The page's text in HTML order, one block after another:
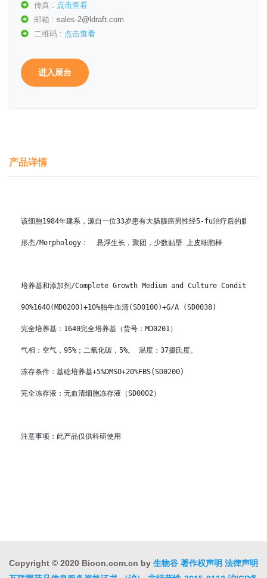
传真 : 点击查看
邮箱 : sales-2@ldraft.com
二维码 : 点击查看
进入展台
产品详情
该细胞1984年建系，源自一位33岁患有大肠腺癌男性经5-fu治疗后的腹水。
形态/Morphology：  悬浮生长，聚团，少数贴壁 上皮细胞样
培养基和添加剂/Complete Growth Medium and Culture Conditions
90%1640(MD0200)+10%胎牛血清(SD0100)+G/A (SD0038)
完全培养基：1640完全培养基（货号：MD0201）
气相：空气，95%；二氧化碳，5%。 温度：37摄氏度。
冻存条件：基础培养基+5%DMSO+20%FBS(SD0200)
完全冻存液：无血清细胞冻存液（SD0002）
注意事项：此产品仅供科研使用
Copyright © 2020 Bioon.com.cn by 生物谷 著作权声明 法律声明